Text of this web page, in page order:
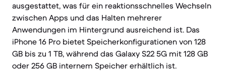
ausgestattet, was für ein reaktionsschnelles Wechseln
zwischen Apps und das Halten mehrerer
Anwendungen im Hintergrund ausreichend ist. Das
iPhone 16 Pro bietet Speicherkonfigurationen von 128
GB bis zu 1 TB, während das Galaxy S22 5G mit 128 GB
oder 256 GB internem Speicher erhältlich ist.